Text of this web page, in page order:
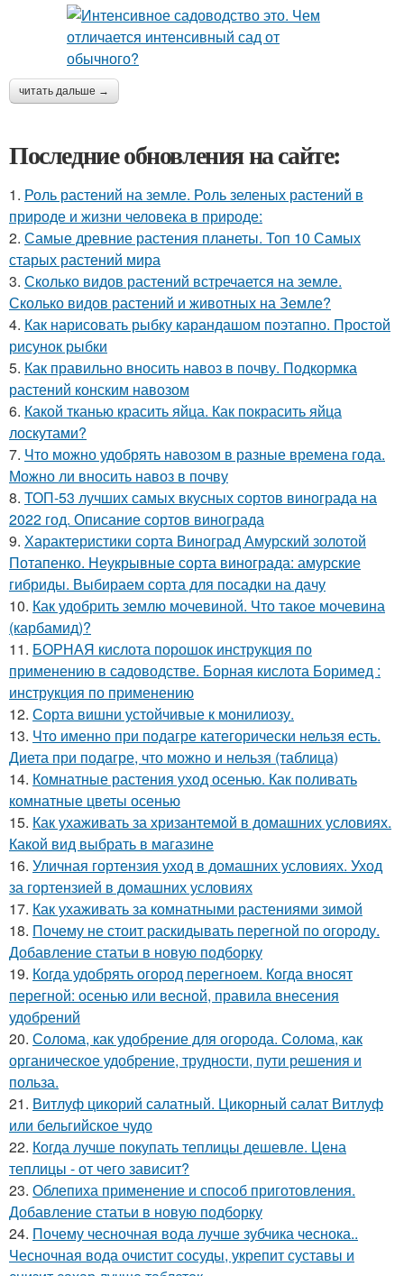
читать дальше →
Последние обновления на сайте:
1. Роль растений на земле. Роль зеленых растений в
природе и жизни человека в природе:
2. Самые древние растения планеты. Топ 10 Самых
старых растений мира
3. Сколько видов растений встречается на земле.
Сколько видов растений и животных на Земле?
4. Как нарисовать рыбку карандашом поэтапно. Простой
рисунок рыбки
5. Как правильно вносить навоз в почву. Подкормка
растений конским навозом
6. Какой тканью красить яйца. Как покрасить яйца
лоскутами?
7. Что можно удобрять навозом в разные времена года.
Можно ли вносить навоз в почву
8. ТОП-53 лучших самых вкусных сортов винограда на
2022 год. Описание сортов винограда
9. Характеристики сорта Виноград Амурский золотой
Потапенко. Неукрывные сорта винограда: амурские
гибриды. Выбираем сорта для посадки на дачу
10. Как удобрить землю мочевиной. Что такое мочевина
(карбамид)?
11. БОРНАЯ кислота порошок инструкция по
применению в садоводстве. Борная кислота Боримед :
инструкция по применению
12. Сорта вишни устойчивые к монилиозу.
13. Что именно при подагре категорически нельзя есть.
Диета при подагре, что можно и нельзя (таблица)
14. Комнатные растения уход осенью. Как поливать
комнатные цветы осенью
15. Как ухаживать за хризантемой в домашних условиях.
Какой вид выбрать в магазине
16. Уличная гортензия уход в домашних условиях. Уход
за гортензией в домашних условиях
17. Как ухаживать за комнатными растениями зимой
18. Почему не стоит раскидывать перегной по огороду.
Добавление статьи в новую подборку
19. Когда удобрять огород перегноем. Когда вносят
перегной: осенью или весной, правила внесения
удобрений
20. Солома, как удобрение для огорода. Солома, как
органическое удобрение, трудности, пути решения и
польза.
21. Витлуф цикорий салатный. Цикорный салат Витлуф
или бельгийское чудо
22. Когда лучше покупать теплицы дешевле. Цена
теплицы - от чего зависит?
23. Облепиха применение и способ приготовления.
Добавление статьи в новую подборку
24. Почему чесночная вода лучше зубчика чеснока..
Чесночная вода очистит сосуды, укрепит суставы и